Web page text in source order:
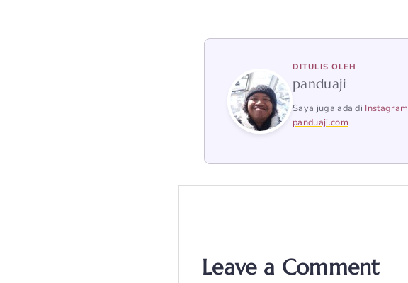
DITULIS OLEH
panduaji
Saya juga ada di Instagram
panduaji.com
Leave a Comment